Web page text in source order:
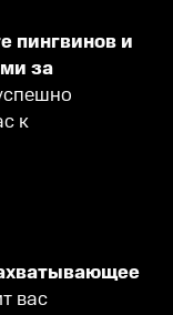
пингвинов и
за
к
вас